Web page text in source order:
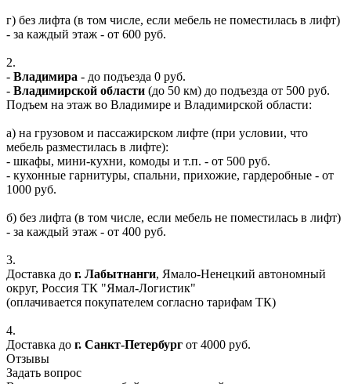
г) без лифта (в том числе, если мебель не поместилась в лифт)
- за каждый этаж - от 600 руб.
2.
- Владимира - до подъезда 0 руб.
- Владимирской области (до 50 км) до подъезда от 500 руб.
Подъем на этаж во Владимире и Владимирской области:
а) на грузовом и пассажирском лифте (при условии, что
мебель разместилась в лифте):
- шкафы, мини-кухни, комоды и т.п. - от 500 руб.
- кухонные гарнитуры, спальни, прихожие, гардеробные - от
1000 руб.
б) без лифта (в том числе, если мебель не поместилась в лифт)
- за каждый этаж - от 400 руб.
3.
Доставка до г. Лабытнанги, Ямало-Ненецкий автономный
округ, Россия ТК "Ямал-Логистик"
(оплачивается покупателем согласно тарифам ТК)
4.
Доставка до г. Санкт-Петербург от 4000 руб.
Отзывы
Задать вопрос